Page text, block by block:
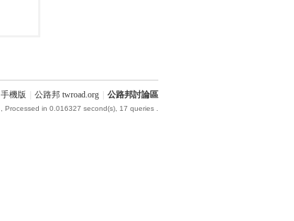
手機版 公路邦 twroad.org 公路邦討論區
, Processed in 0.016327 second(s), 17 queries .